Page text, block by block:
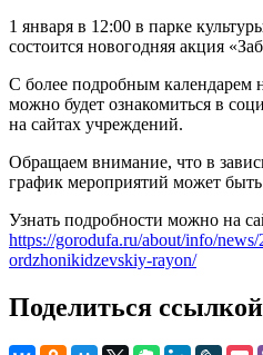
1 января в 12:00 в парке
состоится новогодняя акция
С более подробным календарем
можно будет ознакомиться в
на сайтах учреждений.
Обращаем внимание, что в
график мероприятий может быть
Узнать подробности можно на
https://gorodufa.ru/about/info/
ordzhonikidzevskiy-rayon/
Поделиться ссылкой